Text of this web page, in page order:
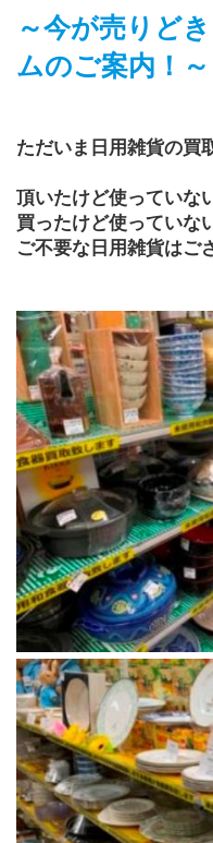
～今が売りど
ムのご案内！～
ただいま日用雑貨の買
頂いたけど使っていな
買ったけど使っていな
ご不要な日用雑貨はご